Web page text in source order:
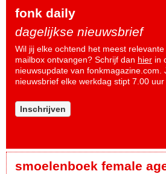
fonk daily
dagelijkse nieuwsbrief
Wil jij elke ochtend het meest
mailbox ontvangen? Schrijf dan hier in
nieuwsupdate van fonkmagazine.com.
nieuwsbrief elke werkdag stipt 7.00 uur
Inschrijven
smoelenboek female